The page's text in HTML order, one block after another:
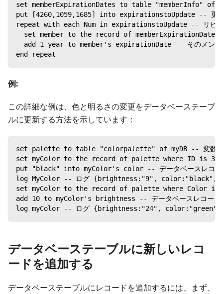
set memberExpirationDates to table "memberInfo" of
put [4260,1059,1685] into expirationstoUpdate -- 更新す
repeat with each Num in expirationstoUpdate -- リピート
set member to the record of memberExpirationDates
add 1 year to member's expirationDate -- そのメンバ
end repeat
例:
この詳細な例は、色と明るさの変更をデータベーステーブ
ルに更新する方法を示しています：
set palette to table "colorpalette" of myDB -- 変数
set myColor to the record of palette where ID is 3 -- 変数
put "black" into myColor's color -- データベースレコード
log MyColor -- ログ {brightness:"9", color:"black",
set myColor to the record of palette where Color
add 10 to myColor's brightness -- データベースレコードを
log myColor -- ログ {brightness:"24",
データベーステーブルに新しいレコ
ードを追加する
データベーステーブルにレコードを追加するには、まず、